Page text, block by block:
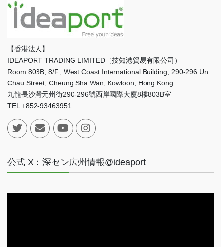
【香港法人】
IDEAPORT TRADING LIMITED（技知港貿易有限公司）
Room 803B, 8/F., West Coast International Building, 290-296 Un
Chau Street, Cheung Sha Wan, Kowloon, Hong Kong
九龍長沙灣元州街290-296號西岸國際大廈8樓803B室
TEL +852-93463951
公式 X：深セン広州情報@ideaport